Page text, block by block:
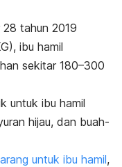
tahun 2019
ibu hamil
sekitar 180–300
untuk ibu hamil
hijau, dan buah-
untuk ibu hamil,